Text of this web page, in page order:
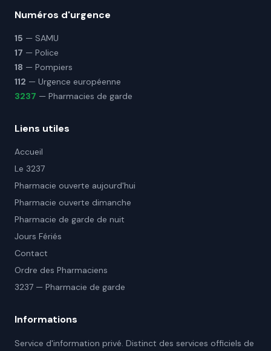
Numéros d'urgence
15 — SAMU
17 — Police
18 — Pompiers
112 — Urgence européenne
3237 — Pharmacies de garde
Liens utiles
Accueil
Le 3237
Pharmacie ouverte aujourd'hui
Pharmacie ouverte dimanche
Pharmacie de garde de nuit
Jours Fériés
Contact
Ordre des Pharmaciens
3237 — Pharmacie de garde
Informations
Service d'information privé. Distinct des services officiels de